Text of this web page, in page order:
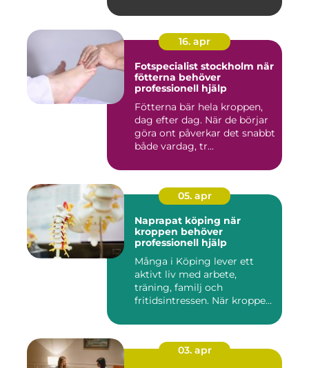
16. apr
Fotspecialist stockholm när
fötterna behöver
professionell hjälp
Fötterna bär hela kroppen,
dag efter dag. När de börjar
göra ont påverkar det snabbt
både vardag, tr...
05. apr
Naprapat köping när
kroppen behöver
professionell hjälp
Många i Köping lever ett
aktivt liv med arbete,
träning, familj och
fritidsintressen. När kroppen
03. apr